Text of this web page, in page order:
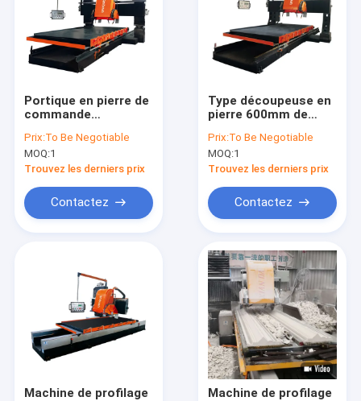
VR Show
À propos de nous
Contactez-nous
Nouvelles
Demandez une citation
Diamond Wire Saw Machine
machine de découpage en pierre de commande numérique
Portique en pierre de
commande
ordinateur profilant
la découpeuse
linéaire 1000mm
Prix:To Be Negotiable
MOQ:1
Trouvez les derniers prix
Contactez
Type découpeuse en
pierre 600mm de
commande
numérique par
ordinateur de PLC de
linéaire
Prix:To Be Negotiable
MOQ:1
Trouvez les derniers prix
Contactez
Machine de profilage
Machine de profilage